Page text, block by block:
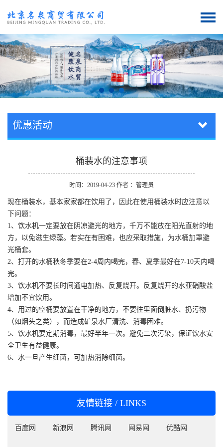
优惠活动
桶装水的注意事项
时间：2019-04-23 作者 ：管理员
现在桶装水，基本家家都在饮用了，因此在使用桶装水时应注意以
下问题：
1、饮水机一定要放在阴凉避光的地方，千万不能放在阳光直射的地
方，以免滋生绿藻。若实在有困难，也应采取措施，为水桶加罩避
光桶套。
2、打开的水桶秋冬季要在2-4周内喝完，春、夏季最好在7-10天内喝
完。
3、饮水机不要长时间通电加热、反复烧开。反复烧开的水亚硝酸盐
增加不宜饮用。
4、用过的空桶要放置在干净的地方，不要往里面倒脏水、扔污物
（如烟头之类），而造成矿泉水厂清洗、消毒困难。
5、饮水机要定期消毒，最好半年一次。避免二次污染，保证饮水安
全卫生有益健康。
6、水一旦产生细菌，可加热消除细菌。
友情链接 / LINKS
百度网 新浪网 腾讯网 网易网 优酷网